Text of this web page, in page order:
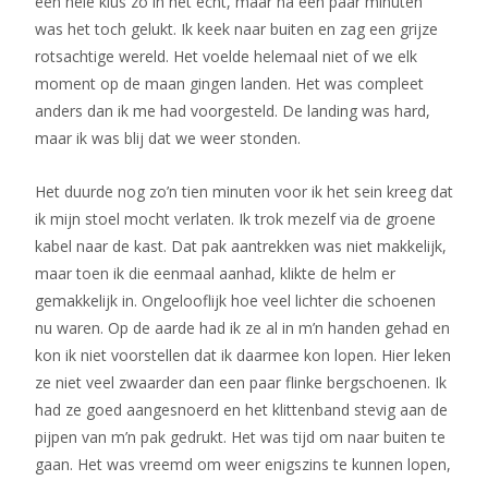
was het toch gelukt. Ik keek naar buiten en zag een grijze
rotsachtige wereld. Het voelde helemaal niet of we elk
moment op de maan gingen landen. Het was compleet
anders dan ik me had voorgesteld. De landing was hard,
maar ik was blij dat we weer stonden.
Het duurde nog zo’n tien minuten voor ik het sein kreeg dat
ik mijn stoel mocht verlaten. Ik trok mezelf via de groene
kabel naar de kast. Dat pak aantrekken was niet makkelijk,
maar toen ik die eenmaal aanhad, klikte de helm er
gemakkelijk in. Ongelooflijk hoe veel lichter die schoenen
nu waren. Op de aarde had ik ze al in m’n handen gehad en
kon ik niet voorstellen dat ik daarmee kon lopen. Hier leken
ze niet veel zwaarder dan een paar flinke bergschoenen. Ik
had ze goed aangesnoerd en het klittenband stevig aan de
pijpen van m’n pak gedrukt. Het was tijd om naar buiten te
gaan. Het was vreemd om weer enigszins te kunnen lopen,